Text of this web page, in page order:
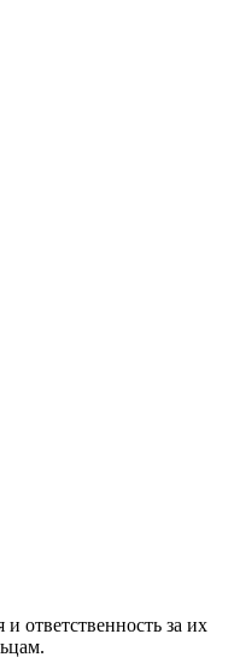
ответственность за их